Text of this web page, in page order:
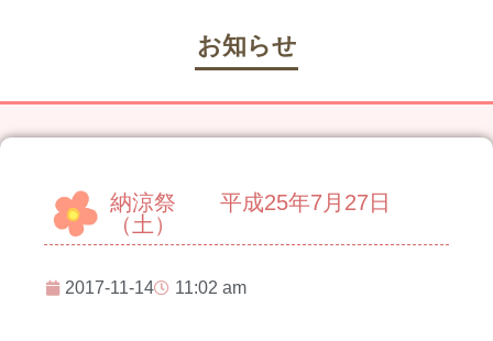
お知らせ
納涼祭 平成25年7月27日
（土）
2017-11-14 11:02 am